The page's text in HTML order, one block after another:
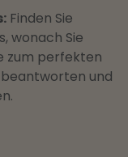
Finden Sie
wonach Sie
zum perfekten
und